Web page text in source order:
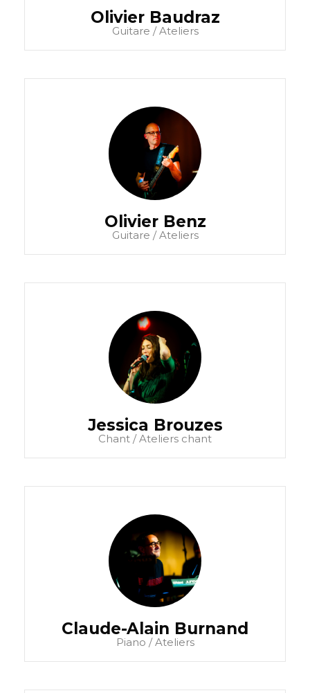
Olivier Baudraz
Guitare / Ateliers
Olivier Benz
Guitare / Ateliers
Jessica Brouzes
Chant / Ateliers chant
Claude-Alain Burnand
Piano / Ateliers